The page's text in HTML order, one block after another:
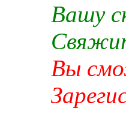
Вашу
Вы